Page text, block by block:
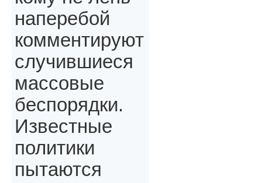
наперебой
комментируют
случившиеся
массовые
беспорядки.
Известные
политики
пытаются